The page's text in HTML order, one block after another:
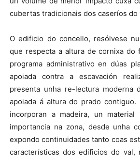
cubertas tradicionais dos caseríos do
O edificio do concello, resólvese
que respecta a altura de cornixa do
programa administrativo en dúas
apoiada contra a escavación
presenta unha re-lectura moderna
apoiada á altura do prado contiguo.
incorporan a madeira, un material
importancia na zona, desde unha
expondo continuidades tanto coas
características dos edificios do val,